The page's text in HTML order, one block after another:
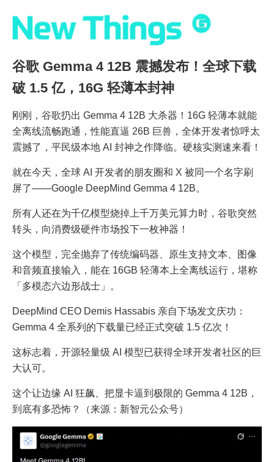
谷歌 Gemma 4 12B 震撼发布！全球下载
破 1.5 亿，16G 轻薄本封神
刚刚，谷歌扔出 Gemma 4 12B 大杀器！16G 轻薄本就能
全离线流畅跑通，性能直逼 26B 巨兽，全体开发者惊呼太
震撼了，平民级本地 AI 封神之作降临。硬核实测速来看！
就在今天，全球 AI 开发者的朋友圈和 X 被同一个名字刷
屏了——Google DeepMind Gemma 4 12B。
所有人还在为千亿模型烧掉上千万美元算力时，谷歌突然
转头，向消费级硬件市场投下一枚神器！
这个模型，完全抛弃了传统编码器、原生支持文本、图像
和音频直接输入，能在 16GB 轻薄本上全离线运行，堪称
「多模态六边形战士」。
DeepMind CEO Demis Hassabis 亲自下场发文庆功：
Gemma 4 全系列的下载量已经正式突破 1.5 亿次！
这标志着，开源轻量级 AI 模型已获得全球开发者社区的巨
大认可。
这个让边缘 AI 狂飙、把显卡逼到极限的 Gemma 4 12B，
到底有多恐怖？（来源：新智元公众号）